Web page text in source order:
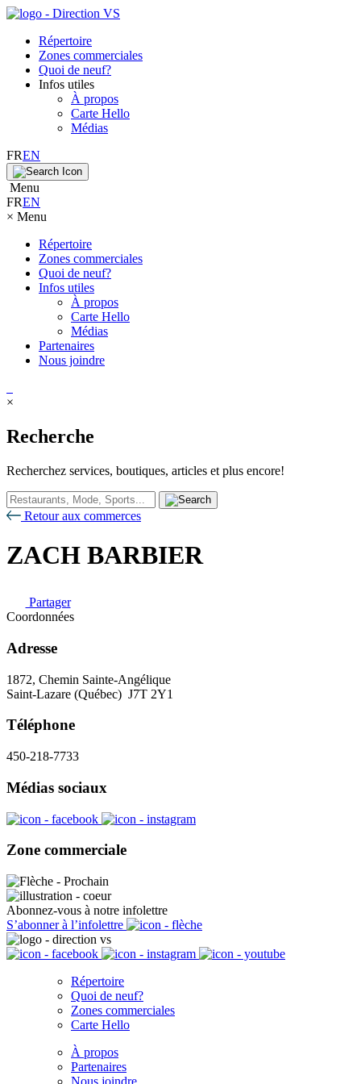
Répertoire
Zones commerciales
Quoi de neuf?
Infos utiles
À propos
Carte Hello
Médias
FREN
Menu
FREN
× Menu
Répertoire
Zones commerciales
Quoi de neuf?
Infos utiles
À propos
Carte Hello
Médias
Partenaires
Nous joindre
×
Recherche
Recherchez services, boutiques, articles et plus encore!
Retour aux commerces
ZACH BARBIER
Partager
Coordonnées
Adresse
1872, Chemin Sainte-Angélique
Saint-Lazare (Québec) J7T 2Y1
Téléphone
450-218-7733
Médias sociaux
Zone commerciale
Abonnez-vous à notre infolettre
S’abonner à l’infolettre
Répertoire
Quoi de neuf?
Zones commerciales
Carte Hello
À propos
Partenaires
Nous joindre